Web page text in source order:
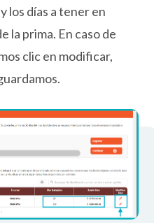
los días a tener en
la prima. En caso de
clic en modificar,